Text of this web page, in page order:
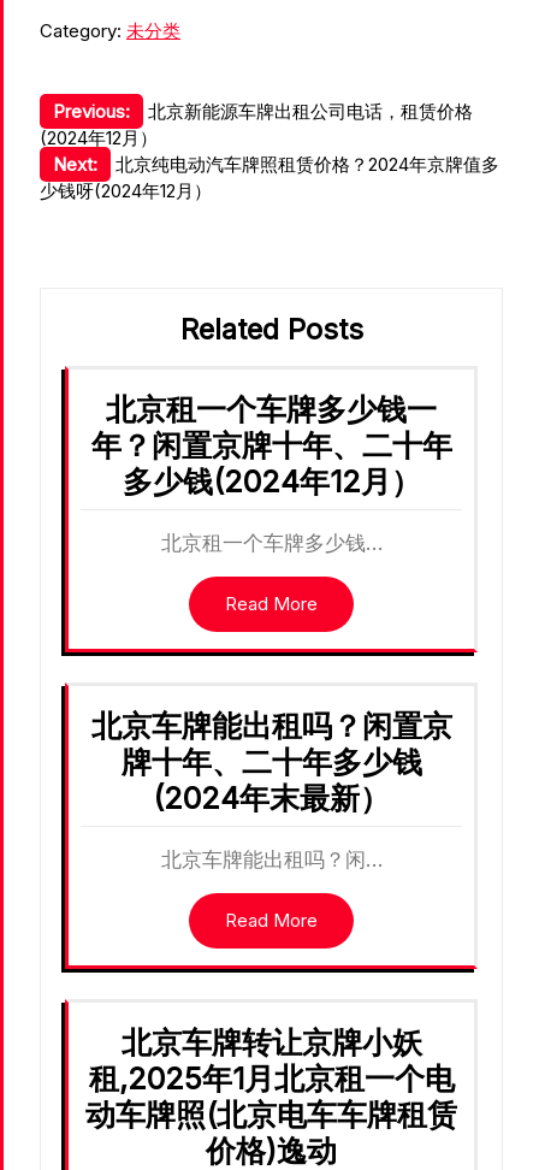
Category: 未分类
文
章
导
Previous:
北京新能源车牌出租公司电话，租赁价格
(2024年12月）
Next:
北京纯电动汽车牌照租赁价格？2024年京牌值多
少钱呀(2024年12月）
Related Posts
北京租一个车牌多少钱一
年？闲置京牌十年、二十年
多少钱(2024年12月）
北京租一个车牌多少钱…
Read More
北京车牌能出租吗？闲置京
牌十年、二十年多少钱
(2024年末最新）
北京车牌能出租吗？闲…
Read More
北京车牌转让京牌小妖
租,2025年1月北京租一个电
动车牌照(北京电车车牌租赁
价格)逸动